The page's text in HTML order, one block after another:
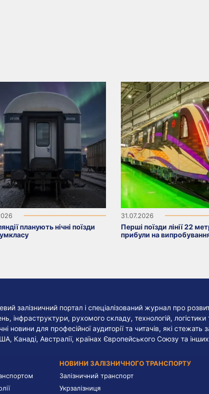
планують нічні поїзди
31.07.2026
Перші поїзди лінії 22
прибули на
залізничний портал і спеціалізований журнал про
інфраструктури, рухомого складу, технологій, логістики
новини для професійної аудиторії та читачів, які
Канаді, Австралії, країнах Європейського Союзу та інших
НОВИНИ ЗАЛІЗНИЧНОГО ТРАНСПОРТУ
Залізничний транспорт
Укрзалізниця